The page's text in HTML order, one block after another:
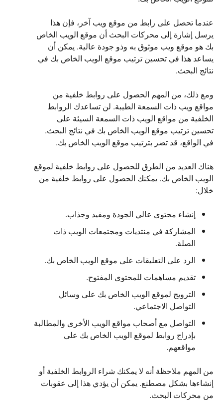
عندما تحصل على رابط من موقع ويب آخر، فإن هذا
يرسل إشارة إلى محركات البحث أن موقع الويب الخاص
بك هو موقع ويب موثوق به وذو جودة عالية. يمكن أن
يساعد هذا في تحسين ترتيب موقع الويب الخاص بك في
نتائج البحث.
ومع ذلك، من المهم الحصول على روابط خلفية من
مواقع ويب ذات السمعة الطيبة. لن تساعدك الروابط
الخلفية من مواقع الويب ذات السمعة السيئة على
تحسين ترتيب موقع الويب الخاص بك في نتائج البحث.
في الواقع، قد تضر بترتيب موقع الويب الخاص بك.
هناك العديد من الطرق للحصول على روابط خلفية لموقع
الويب الخاص بك. يمكنك الحصول على روابط خلفية من
خلال:
إنشاء محتوى عالي الجودة ومفيد وجذاب.
المشاركة في منتديات ومجتمعات الويب ذات
الصلة.
الرد على التعليقات على موقع الويب الخاص بك.
تقديم مساهمات للمحتوى المفتوح.
الترويج لموقع الويب الخاص بك على وسائل
التواصل الاجتماعي.
التواصل مع أصحاب مواقع الويب الأخرى والمطالبة
بإدراج روابط لموقع الويب الخاص بك على
مواقعهم.
من المهم ملاحظة أنه لا يمكنك شراء الروابط الخلفية أو
إنشاءها بشكل مصطنع. يمكن أن يؤدي هذا إلى عقوبات
من محركات البحث.